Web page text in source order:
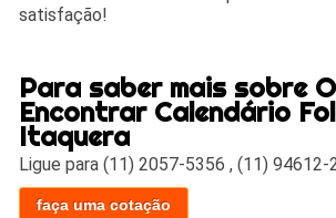
satisfação!
Para saber mais sobre
Encontrar Calendário
Itaquera
Ligue para(11) 2057-5356 ,(11) 94612-
faça uma cotação